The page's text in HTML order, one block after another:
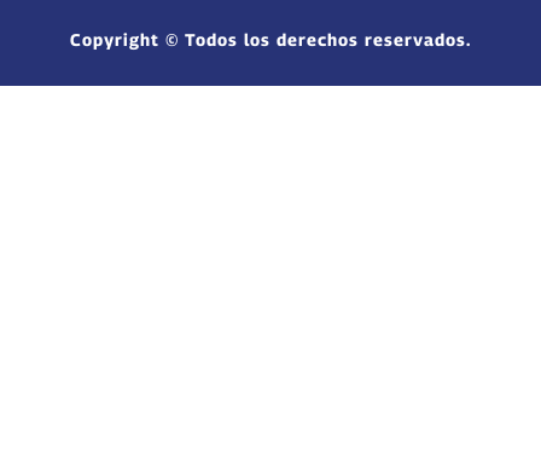
Copyright © Todos los derechos reservados.